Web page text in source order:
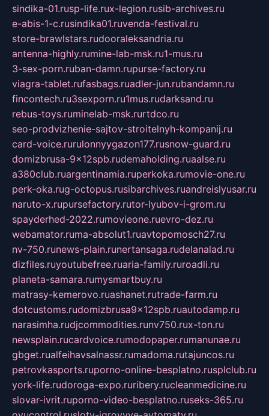
sindika-01.rusp-life.rux-legion.rusib-archives.ru
e-abis-1-c.rusindika01.ruvenda-festival.ru
store-brawlstars.rudooraleksandria.ru
antenna-highly.rumine-lab-msk.ru1-mus.ru
3-sex-porn.ruban-damn.rupurse-factory.ru
viagra-tablet.rufasbags.ruadler-jun.rubandamn.ru
fincontech.ru3sexporn.ru1mus.rudarksand.ru
rebus-toys.ruminelab-msk.rurtdco.ru
seo-prodvizhenie-sajtov-stroitelnyh-kompanij.ru
card-voice.rurulonnyygazon177.rusnow-guard.ru
domizbrusa-9x12spb.rudemaholding.ruaalse.ru
a380club.ruargentinamia.ruperkoka.rumovie-one.ru
perk-oka.rug-octopus.rusibarchives.ruandreislyusar.ru
naruto-x.rupursefactory.rutor-lyubov-i-grom.ru
spayderhed-2022.rumovieone.ruevro-dez.ru
webamator.ruma-absolut1.ruavtopomosch27.ru
nv-750.runews-plain.runertansaga.rudelanalad.ru
dizfiles.ruyoutubefree.ruaria-family.ruroadli.ru
planeta-samara.rumysmartbuy.ru
matrasy-kemerovo.ruashanet.rutrade-farm.ru
dotcustoms.rudomizbrusa9x12spb.ruautodamp.ru
narasimha.rudjcommodities.runv750.rux-ton.ru
newsplain.rucardvoice.rumodopaper.rumanunae.ru
gbget.rualfeihavsalnassr.rumadoma.rutajuncos.ru
petrovkasports.ruporno-online-besplatno.rusplclub.ru
york-life.rudoroga-expo.ruribery.rucleanmedicine.ru
slovar-ivrit.ruporno-video-besplatno.ruseks-365.ru